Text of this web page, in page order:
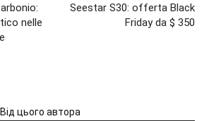
nelle
Seestar S30: offerta Black
Friday da $ 350
Від цього автора